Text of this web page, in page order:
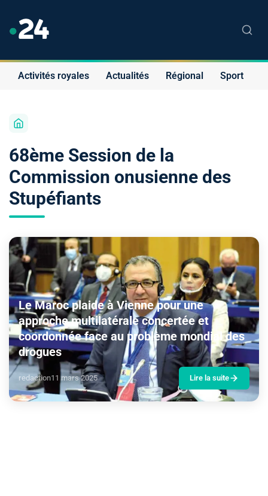
Activités royales Actualités Régional Sport
68ème Session de la
Commission onusienne des
Stupéfiants
Le Maroc plaide à Vienne pour une
approche multilatérale concertée et
coordonnée face au problème mondial des
drogues
redaction11 mars 2025 Lire la suite